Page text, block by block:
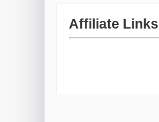
Affiliate Links